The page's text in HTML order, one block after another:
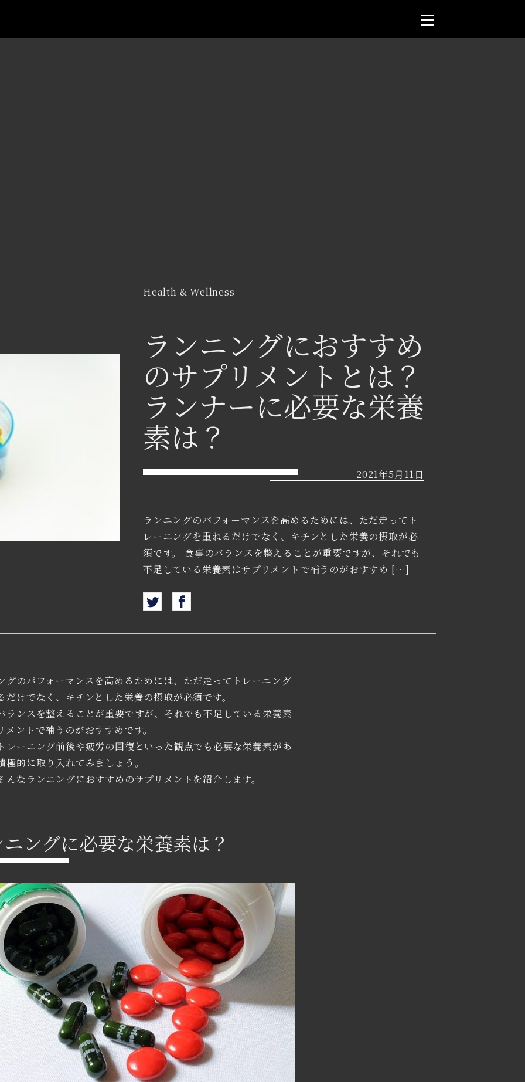
Health & Wellness
ランニングにおすすめ
のサプリメントとは？
ランナーに必要な栄養
素は？
2021年5月11日
ランニングのパフォーマンスを高めるためには、ただ走ってト
レーニングを重ねるだけでなく、キチンとした栄養の摂取が必
須です。 食事のバランスを整えることが重要ですが、それでも
不足している栄養素はサプリメントで補うのがおすすめ […]
グのパフォーマンスを高めるためには、ただ走ってトレーニング
だけでなく、キチンとした栄養の摂取が必須です。
ランスを整えることが重要ですが、それでも不足している栄養素
メントで補うのがおすすめです。
レーニング前後や疲労の回復といった観点でも必要な栄養素があ
極的に取り入れてみましょう。
んなランニングにおすすめのサプリメントを紹介します。
ングに必要な栄養素は？